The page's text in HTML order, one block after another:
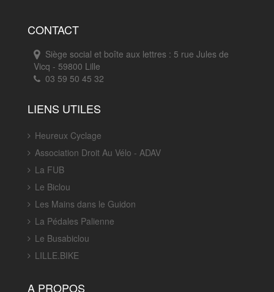
CONTACT
Siège social et boîte aux lettres : 5 rue Jules de
Vicq - 59800 Lille
03 59 50 45 32
LIENS UTILES
Heureux Cyclage
Association Droit Au Vélo - ADAV
La FUB
Le Biclou
Les Mains dans le Guidon
La Pédales Palienne
Le Busabiclou
LILLE.BIKE
A PROPOS